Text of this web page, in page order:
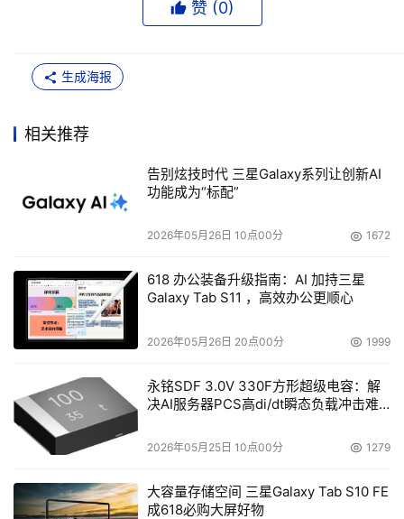
售出10万多台。基于宽广的产品线和不断的创新，HP
可靠、可管理性和服务上全面满足了客户需求。
全新的HP ProLiant ML110 G2功能强大、性能实用，采
支持，可提供小型企业所需的 IT 功能。它还是一款远程管
理服务器，适合于远程站点使用，可通过经济有效的管理选
件升级。ProLiant ML110 G2 具有满足中小型企业需求的合
能。
全新的HP ProLiant DL580 G3与HP ProLiant ML570
G3均采用内含8 MB三级缓存(L3) 的最新64位Intel Xeon处
理器MP、芯片组及平台技术，不但耗电量较少，并能提供
更强性能，同时内置多项先进的技术，配合HP ProLiant
Essentials管理工具，能够提高供应链管理(SCM)、企业资
源规划(ERP)及客户关系管理(CRM)等各种关键业务应用方
案的性能，据估算性能提升高达40%。
赞 (0)
生成海报
相关推荐
告别炫技时代 三星Galaxy系列让创新AI
功能成为“标配”
2026年05月26日 10点00分 1672
618 办公装备升级指南：AI 加持三星
Galaxy Tab S11 ，高效办公更顺心
2026年05月26日 20点00分 1999
永铭SDF 3.0V 330F方形超级电容：解
决AI服务器PCS高di/dt瞬态负载冲击难
2026年05月25日 10点00分 1279
大容量存储空间 三星Galaxy Tab S10 FE
成618必购大屏好物